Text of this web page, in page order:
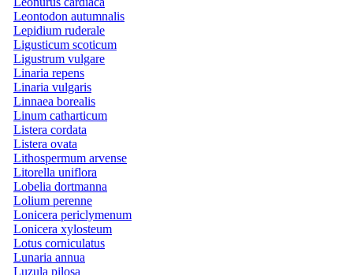
Leontodon autumnalis
Lepidium ruderale
Ligusticum scoticum
Ligustrum vulgare
Linaria repens
Linaria vulgaris
Linnaea borealis
Linum catharticum
Listera cordata
Listera ovata
Lithospermum arvense
Litorella uniflora
Lobelia dortmanna
Lolium perenne
Lonicera periclymenum
Lonicera xylosteum
Lotus corniculatus
Lunaria annua
Luzula pilosa